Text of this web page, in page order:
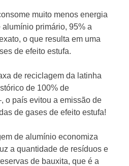
muito menos energia
primário, 95% a
o que resulta em uma
de efeito estufa.
de reciclagem da latinha
de 100% de
o país evitou a emissão de
de gases de efeito estufa!
de alumínio economiza
a quantidade de resíduos e
de bauxita, que é a